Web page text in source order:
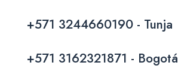
+571 3244660190 - Tunja
+571 3162321871 - Bogotá